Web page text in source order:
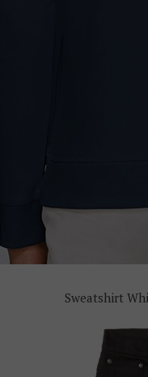
Sweatshirt